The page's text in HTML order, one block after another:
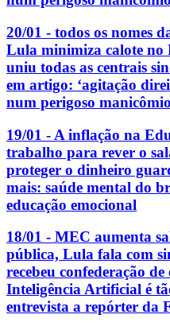
20/01 - todos os nomes
Lula minimiza calote no
uniu todas as centrais
em artigo: ‘agitação
num perigoso
19/01 - A inflação na
trabalho para rever o
proteger o dinheiro
mais: saúde mental do
educação emocional
18/01 - MEC aumenta
pública, Lula fala com
recebeu confederação
Inteligência Artificial é
entrevista a repórter da